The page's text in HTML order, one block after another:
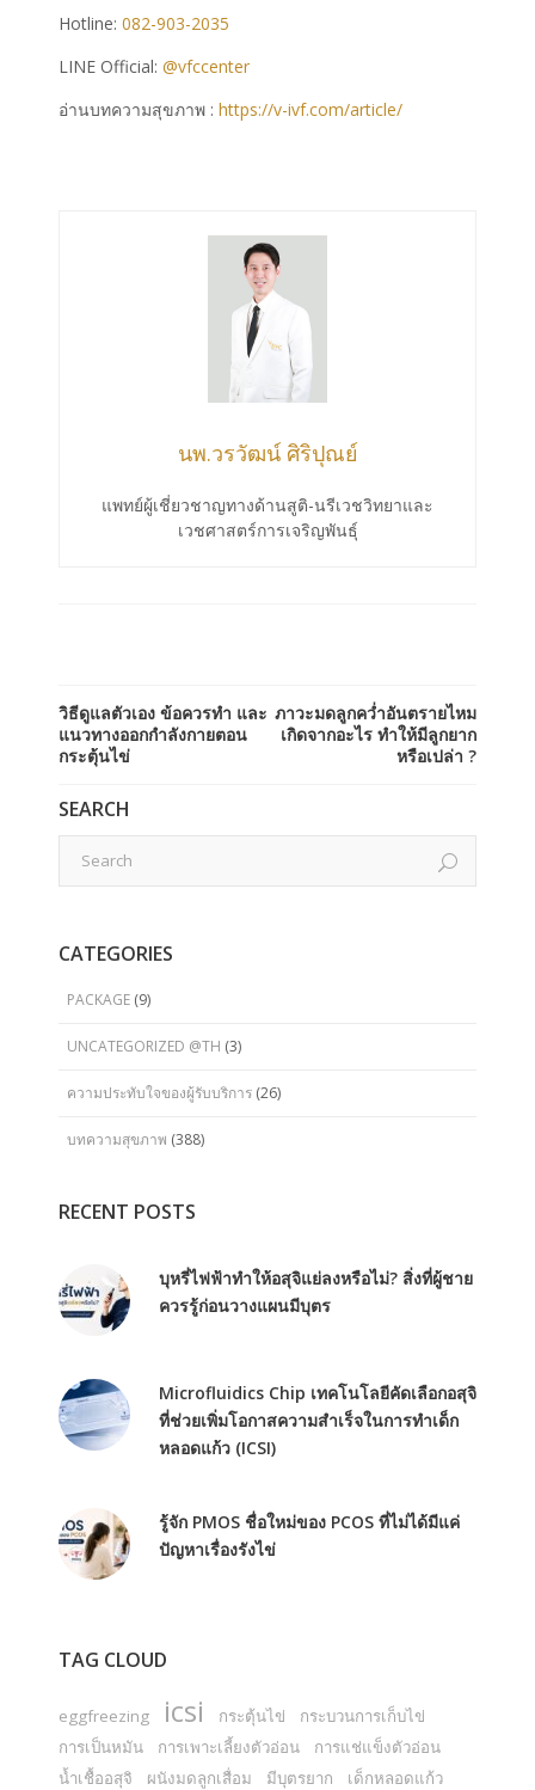
Hotline: 082-903-2035
LINE Official: @vfccenter
อ่านบทความสุขภาพ : https://v-ivf.com/article/
นพ.วรวัฒน์ ศิริปุณย์
แพทย์ผู้เชี่ยวชาญทางด้านสูติ-นรีเวชวิทยาและ
เวชศาสตร์การเจริญพันธุ์
วิธีดูแลตัวเอง ข้อควรทำ และ
แนวทางออกกำลังกายตอน
กระตุ้นไข่
ภาวะมดลูกคว่ำอันตรายไหม
เกิดจากอะไร ทำให้มีลูกยาก
หรือเปล่า ?
SEARCH
CATEGORIES
PACKAGE (9)
UNCATEGORIZED @TH (3)
ความประทับใจของผู้รับบริการ (26)
บทความสุขภาพ (388)
RECENT POSTS
บุหรี่ไฟฟ้าทำให้อสุจิแย่ลงหรือไม่? สิ่งที่ผู้ชาย
ควรรู้ก่อนวางแผนมีบุตร
Microfluidics Chip เทคโนโลยีคัดเลือกอสุจิ
ที่ช่วยเพิ่มโอกาสความสำเร็จในการทำเด็ก
หลอดแก้ว (ICSI)
รู้จัก PMOS ชื่อใหม่ของ PCOS ที่ไม่ได้มีแค่
ปัญหาเรื่องรังไข่
TAG CLOUD
eggfreezing icsi กระตุ้นไข่
กระบวนการเก็บไข่
การเป็นหมัน
การเพาะเลี้ยงตัวอ่อน
การแช่แข็งตัวอ่อน
น้ำเชื้ออสุจิ
ผนังมดลูกเสื่อม มีบุตรยาก เด็กหลอดแก้ว